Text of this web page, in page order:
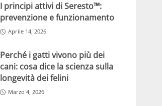
I principi attivi di Seresto™:
prevenzione e funzionamento
Aprile 14, 2026
Perché i gatti vivono più dei
cani: cosa dice la scienza sulla
longevità dei felini
Marzo 4, 2026